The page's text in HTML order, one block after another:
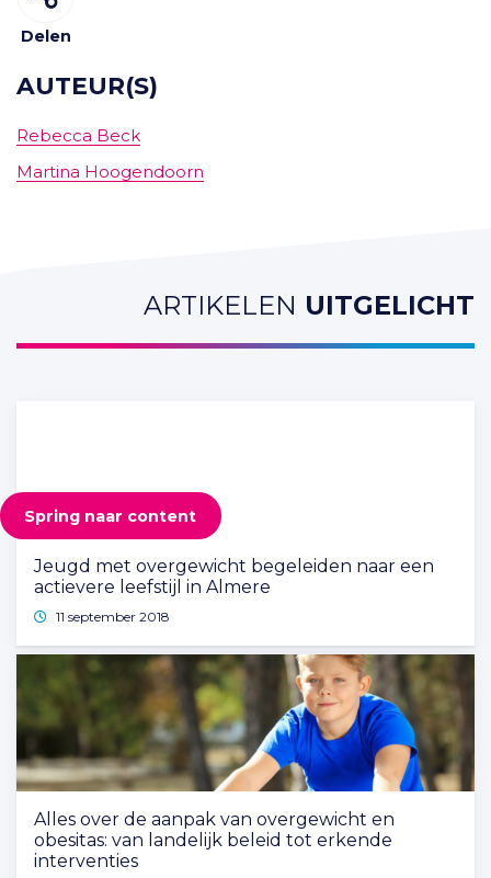
Spring naar content
Delen
AUTEUR(S)
Rebecca Beck
Martina Hoogendoorn
ARTIKELEN UITGELICHT
Jeugd met overgewicht begeleiden naar een
actievere leefstijl in Almere
11 september 2018
Alles over de aanpak van overgewicht en
obesitas: van landelijk beleid tot erkende
interventies